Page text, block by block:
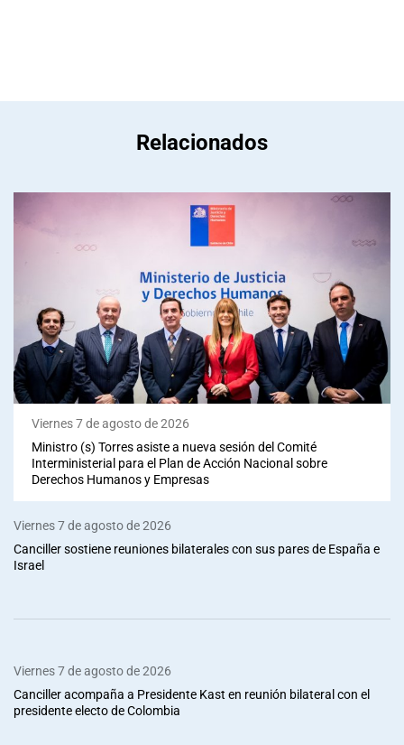
Relacionados
Viernes 7 de agosto de 2026
Ministro (s) Torres asiste a nueva sesión del Comité
Interministerial para el Plan de Acción Nacional sobre
Derechos Humanos y Empresas
Viernes 7 de agosto de 2026
Canciller sostiene reuniones bilaterales con sus pares de España e
Israel
Viernes 7 de agosto de 2026
Canciller acompaña a Presidente Kast en reunión bilateral con el
presidente electo de Colombia